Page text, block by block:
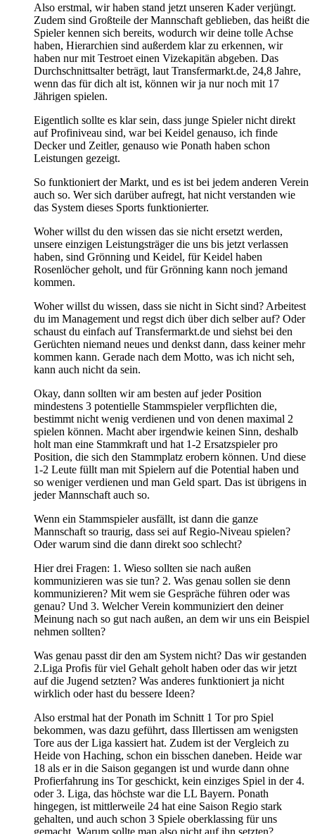
Also erstmal, wir haben stand jetzt unseren Kader verjüngt.
Zudem sind Großteile der Mannschaft geblieben, das heißt die
Spieler kennen sich bereits, wodurch wir deine tolle Achse
haben, Hierarchien sind außerdem klar zu erkennen, wir
haben nur mit Testroet einen Vizekapitän abgeben. Das
Durchschnittsalter beträgt, laut Transfermarkt.de, 24,8 Jahre,
wenn das für dich alt ist, können wir ja nur noch mit 17
Jährigen spielen.
Eigentlich sollte es klar sein, dass junge Spieler nicht direkt
auf Profiniveau sind, war bei Keidel genauso, ich finde
Decker und Zeitler, genauso wie Ponath haben schon
Leistungen gezeigt.
So funktioniert der Markt, und es ist bei jedem anderen Verein
auch so. Wer sich darüber aufregt, hat nicht verstanden wie
das System dieses Sports funktionierter.
Woher willst du den wissen das sie nicht ersetzt werden,
unsere einzigen Leistungsträger die uns bis jetzt verlassen
haben, sind Grönning und Keidel, für Keidel haben
Rosenlöcher geholt, und für Grönning kann noch jemand
kommen.
Woher willst du wissen, dass sie nicht in Sicht sind? Arbeitest
du im Management und regst dich über dich selber auf? Oder
schaust du einfach auf Transfermarkt.de und siehst bei den
Gerüchten niemand neues und denkst dann, dass keiner mehr
kommen kann. Gerade nach dem Motto, was ich nicht seh,
kann auch nicht da sein.
Okay, dann sollten wir am besten auf jeder Position
mindestens 3 potentielle Stammspieler verpflichten die,
bestimmt nicht wenig verdienen und von denen maximal 2
spielen können. Macht aber irgendwie keinen Sinn, deshalb
holt man eine Stammkraft und hat 1-2 Ersatzspieler pro
Position, die sich den Stammplatz erobern können. Und diese
1-2 Leute füllt man mit Spielern auf die Potential haben und
so weniger verdienen und man Geld spart. Das ist übrigens in
jeder Mannschaft auch so.
Wenn ein Stammspieler ausfällt, ist dann die ganze
Mannschaft so traurig, dass sei auf Regio-Niveau spielen?
Oder warum sind die dann direkt soo schlecht?
Hier drei Fragen: 1. Wieso sollten sie nach außen
kommunizieren was sie tun? 2. Was genau sollen sie denn
kommunizieren? Mit wem sie Gespräche führen oder was
genau? Und 3. Welcher Verein kommuniziert den deiner
Meinung nach so gut nach außen, an dem wir uns ein Beispiel
nehmen sollten?
Was genau passt dir den am System nicht? Das wir gestanden
2.Liga Profis für viel Gehalt geholt haben oder das wir jetzt
auf die Jugend setzten? Was anderes funktioniert ja nicht
wirklich oder hast du bessere Ideen?
Also erstmal hat der Ponath im Schnitt 1 Tor pro Spiel
bekommen, was dazu geführt, dass Illertissen am wenigsten
Tore aus der Liga kassiert hat. Zudem ist der Vergleich zu
Heide von Haching, schon ein bisschen daneben. Heide war
18 als er in die Saison gegangen ist und wurde dann ohne
Profierfahrung ins Tor geschickt, kein einziges Spiel in der 4.
oder 3. Liga, das höchste war die LL Bayern. Ponath
hingegen, ist mittlerweile 24 hat eine Saison Regio stark
gehalten, und auch schon 3 Spiele oberklassing für uns
gemacht. Warum sollte man also nicht auf ihn setzten?